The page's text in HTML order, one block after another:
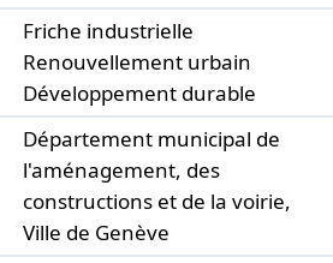
Friche industrielle
Renouvellement urbain
Développement durable
Département municipal de
l'aménagement, des
constructions et de la voirie,
Ville de Genève